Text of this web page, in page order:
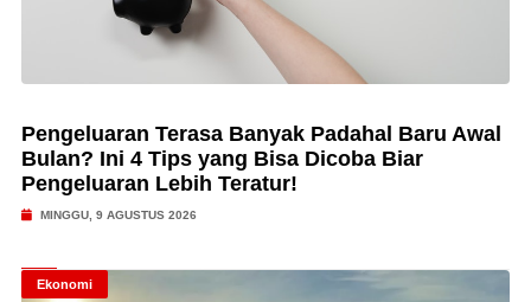
Pengeluaran Terasa Banyak Padahal Baru Awal
Bulan? Ini 4 Tips yang Bisa Dicoba Biar
Pengeluaran Lebih Teratur!
MINGGU, 9 AGUSTUS 2026
Ekonomi